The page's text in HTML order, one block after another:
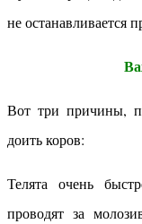
не останавливается
Вот три причины,
доить коров:
Телята очень
проводят за